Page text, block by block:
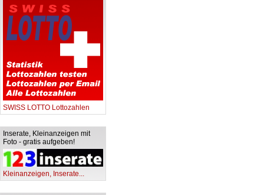
SWISS LOTTO Lottozahlen
Inserate, Kleinanzeigen mit
Foto - gratis aufgeben!
Kleinanzeigen, Inserate...